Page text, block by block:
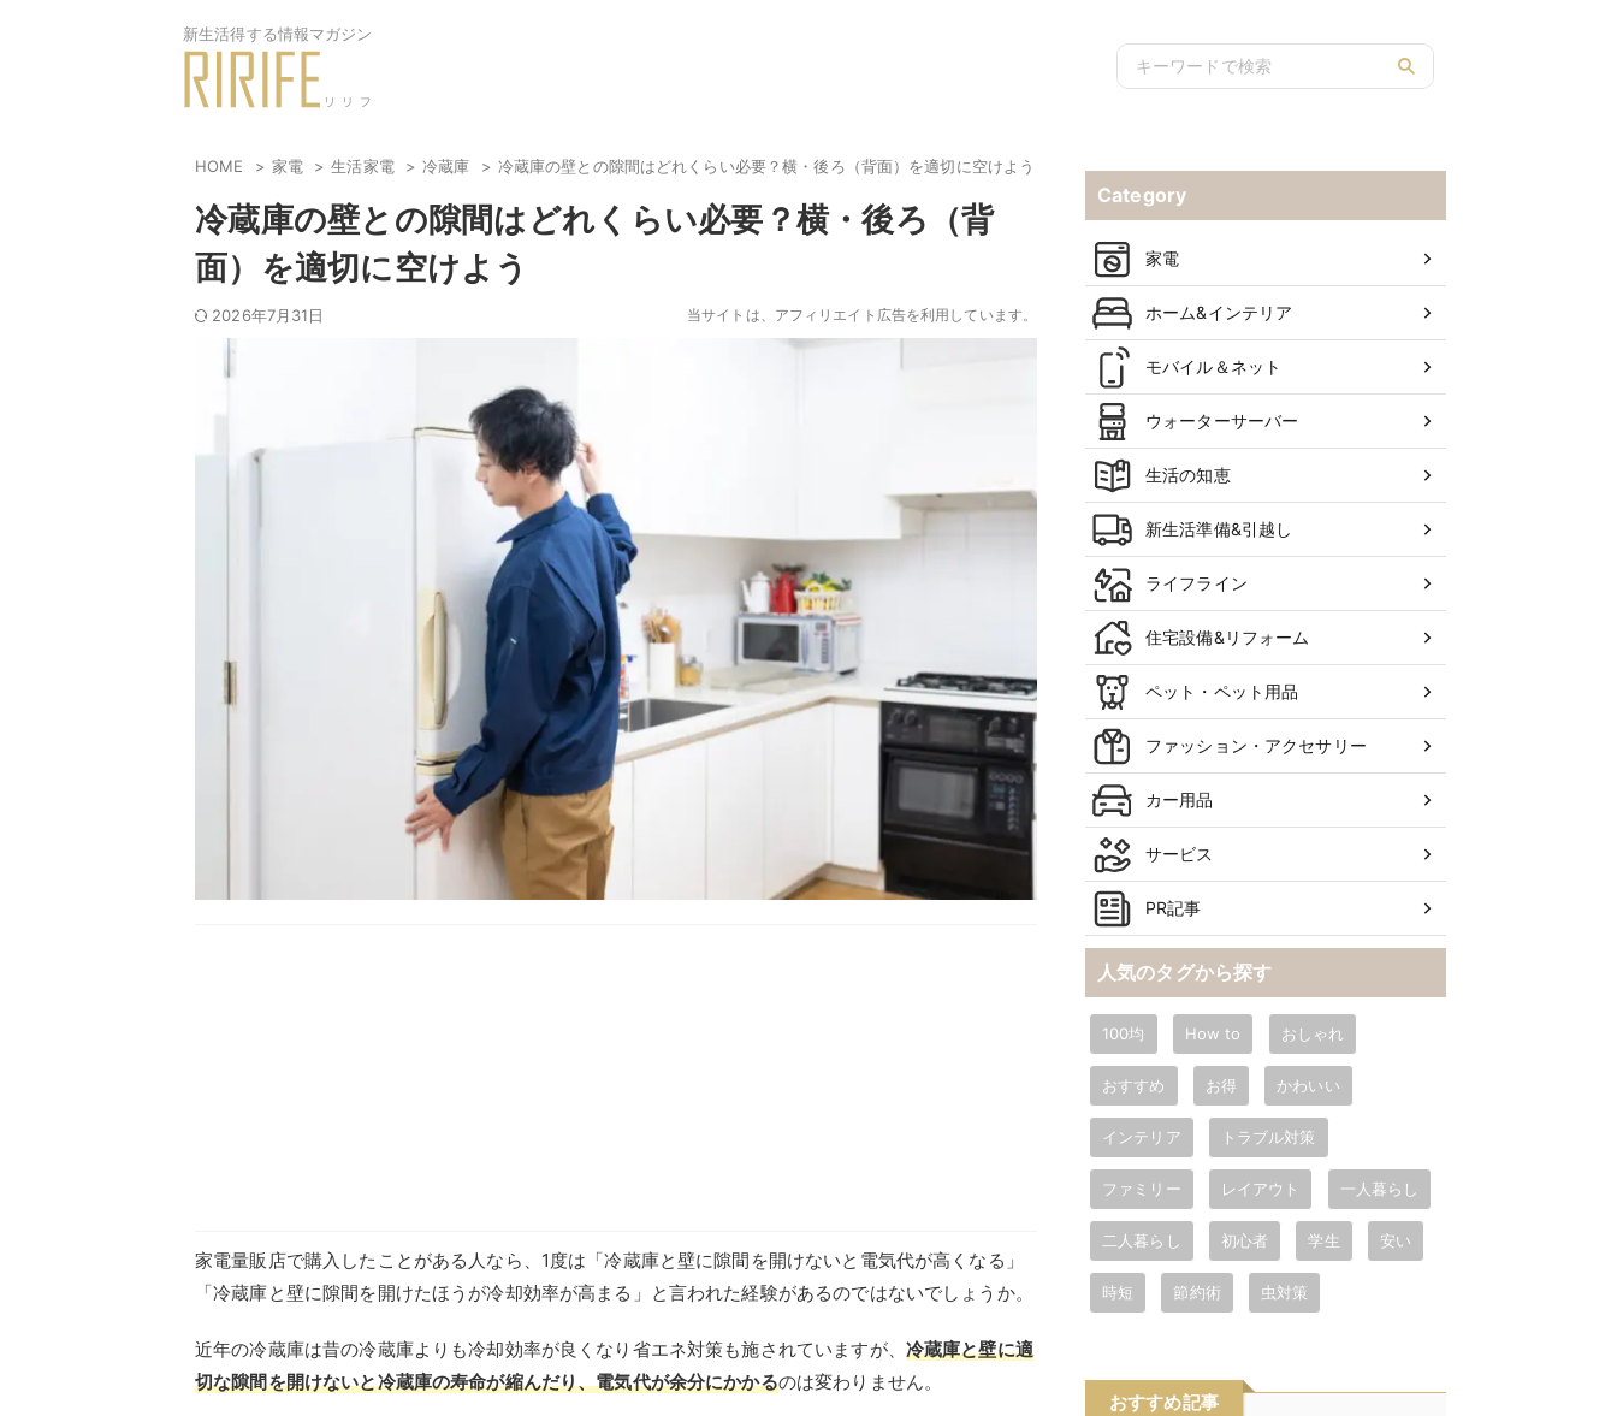
新生活得する情報マガジン
HOME 家電 生活家電 冷蔵庫 冷蔵庫の壁との隙間はどれくらい必要？横・後ろ（背面）を適切に空けよう
冷蔵庫の壁との隙間はどれくらい必要？横・後ろ（背
面）を適切に空けよう
2026年7月31日 当サイトは、アフィリエイト広告を利用しています。
家電量販店で購入したことがある人なら、1度は「冷蔵庫と壁に隙間を開けないと電気代が高くなる」
「冷蔵庫と壁に隙間を開けたほうが冷却効率が高まる」と言われた経験があるのではないでしょうか。
近年の冷蔵庫は昔の冷蔵庫よりも冷却効率が良くなり省エネ対策も施されていますが、 冷蔵庫と壁に適
切な隙間を開けないと冷蔵庫の寿命が縮んだり、電気代が余分にかかるのは変わりません。
Category
家電
ホーム&インテリア
モバイル＆ネット
ウォーターサーバー
生活の知恵
新生活準備&引越し
ライフライン
住宅設備&リフォーム
ペット・ペット用品
ファッション・アクセサリー
カー用品
サービス
PR記事
人気のタグから探す
100均 How to おしゃれ
おすすめ お得 かわいい
インテリア トラブル対策
ファミリー レイアウト 一人暮らし
二人暮らし 初心者 学生 安い
時短 節約術 虫対策
おすすめ記事